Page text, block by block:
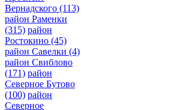
Вернадского (113)
район Раменки
(315) район
Ростокино (45)
район Савелки (4)
район Свиблово
(171) район
Северное Бутово
(100) район
Северное